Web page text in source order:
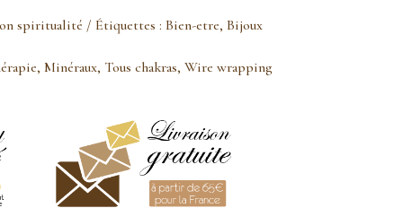
spiritualité Étiquettes : Bien-etre, Bijoux
, Minéraux, Tous chakras, Wire wrapping